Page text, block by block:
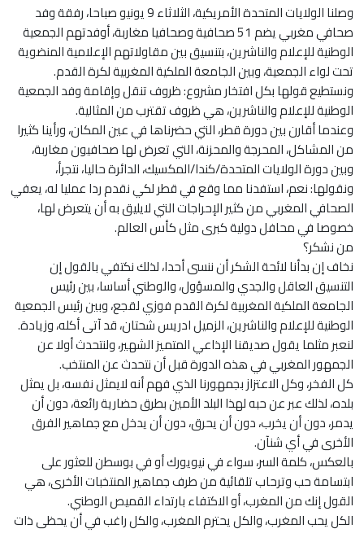
وصلنا الولايات المتحدة الأمريكية، الثلاثاء 9 يونيو صباحا، رفقة وفد
صحافي مغربي يضم 51 صحافية وصحافيا مغاربة، أوفدتهم الجمعية
الوطنية للإعلام والناشرين، بتنسيق بين مقاولاتهم الإعلامية المنضوية
تحت لواء الجمعية، وبين الجامعة الملكية المغربية لكرة القدم.
ونستطيع قولها بكل افتخار مشروع: ظروف تنقل وإقامة وفد الجمعية
الوطنية للإعلام والناشرين، هي ظروف تقترب من المثالية.
وعندما أقارن بين دورة قطر، التي حضرناها في عين المكان، ورأينا كثيرا
من المشاكل، المحرجة والمحزنة، التي تعرض لها صحافيون مغاربة،
وبين دورة الولايات المتحدة/كندا/المكسيك، الدائرة حاليا، نتجرأ،
ونقولها: نعم، استفدنا مما وقع في قطر لكي نقدم ردا عمليا له، يعفي
الصحافي المغربي من كثير الإحراجات التي لايليق به أن يتعرض لها،
خصوصا في محافل دولية كبرى مثل كأس العالم.
من نشكر؟
نخاف إن بدأنا لائحة الشكر أن ننسى أحدا، لذلك نكتفي بالقول إن
التنسيق العاقل والجدي والمسؤول، والوطني أساسا، بين رئيس
الجامعة الملكية المغربية لكرة القدم فوزي لقجع، وبين رئيس الجمعية
الوطنية للإعلام والناشرين، الزميل ادريس شحتان، قد آتى أكله، وزيادة.
لنعبر مثلما يقول صديقنا الإذاعي المتميز الشهير، ولنتحدث أولا عن
الجمهور المغربي في هذه الدورة قبل أن نتحدث عن المنتخب.
كل الفخر، وكل الاعتزاز بجمهورنا الذي فهم أنه لايمثل نفسه، بل يمثل
بلده، لذلك عبر عن حبه لهذا البلد الأمين بطرق حضارية رائعة، دون أن
يدمر، دون أن يخرب، دون أن يحرق، دون أن يدخل مع جماهير الفرق
الأخرى في أي شنآن.
بالعكس، كلمة السر، سواء في نيويورك أو في بوسطن للعثور على
ابتسامة حب وترحاب تلقائية من طرف جماهير المنتخبات الأخرى، هي
القول إنك من المغرب، أو الاكتفاء بارتداء القميص الوطني.
الكل يحب المغرب، والكل يحترم المغرب، والكل راغب في أن يحظى ذات